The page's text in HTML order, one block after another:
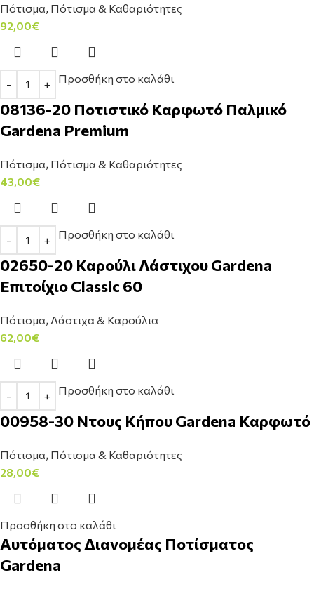
Πότισμα, Πότισμα & Καθαριότητες
92,00€
Προσθήκη στο καλάθι
08136-20 Ποτιστικό Καρφωτό Παλμικό
Gardena Premium
Πότισμα, Πότισμα & Καθαριότητες
43,00€
Προσθήκη στο καλάθι
02650-20 Καρούλι Λάστιχου Gardena
Επιτοίχιο Classic 60
Πότισμα, Λάστιχα & Καρούλια
62,00€
Προσθήκη στο καλάθι
00958-30 Ντους Κήπου Gardena Καρφωτό
Πότισμα, Πότισμα & Καθαριότητες
28,00€
Προσθήκη στο καλάθι
Αυτόματος Διανομέας Ποτίσματος
Gardena